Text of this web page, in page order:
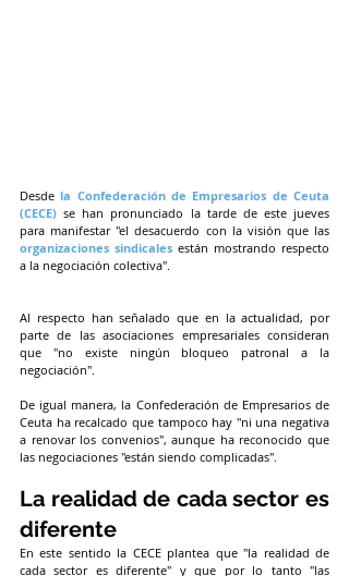
Desde la Confederación de Empresarios de Ceuta
(CECE) se han pronunciado la tarde de este jueves
organizaciones sindicales están mostrando respecto
a la negociación colectiva".
Al respecto han señalado que en la actualidad, por
parte de las asociaciones empresariales consideran
que "no existe ningún bloqueo patronal a la
negociación".
De igual manera, la Confederación de Empresarios de
Ceuta ha recalcado que tampoco hay "ni una negativa
a renovar los convenios", aunque ha reconocido que
las negociaciones "están siendo complicadas".
La realidad de cada sector es
diferente
En este sentido la CECE plantea que "la realidad de
cada sector es diferente" y que por lo tanto "las